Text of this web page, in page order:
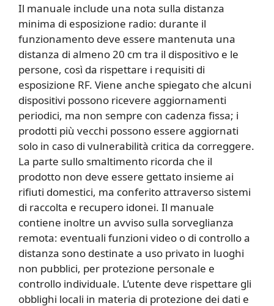
Il manuale include una nota sulla distanza
minima di esposizione radio: durante il
funzionamento deve essere mantenuta una
distanza di almeno 20 cm tra il dispositivo e le
persone, così da rispettare i requisiti di
esposizione RF. Viene anche spiegato che alcuni
dispositivi possono ricevere aggiornamenti
periodici, ma non sempre con cadenza fissa; i
prodotti più vecchi possono essere aggiornati
solo in caso di vulnerabilità critica da correggere.
La parte sullo smaltimento ricorda che il
prodotto non deve essere gettato insieme ai
rifiuti domestici, ma conferito attraverso sistemi
di raccolta e recupero idonei. Il manuale
contiene inoltre un avviso sulla sorveglianza
remota: eventuali funzioni video o di controllo a
distanza sono destinate a uso privato in luoghi
non pubblici, per protezione personale e
controllo individuale. L’utente deve rispettare gli
obblighi locali in materia di protezione dei dati e